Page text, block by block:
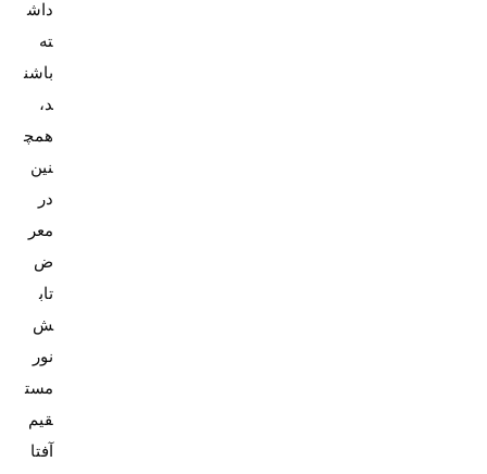
داش
ته
باشن
د،
همچ
نین
در
معر
ض
تاب
ش
نور
مست
قیم
آفتا